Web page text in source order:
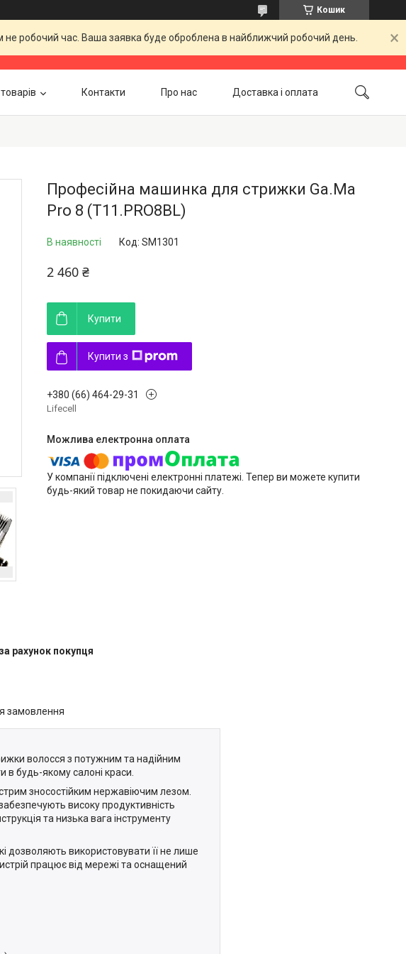
Кошик
не робочий час. Ваша заявка буде оброблена в найближчий робочий день.
Контакти Про нас Доставка і оплата
Професійна машинка для стрижки Ga.Ma
Pro 8 (T11.PRO8BL)
В наявності Код: SM1301
2 460 ₴
Купити
Купити з
+380 (66) 464-29-31
Lifecell
У компанії підключені електронні платежі. Тепер ви можете купити
будь-який товар не покидаючи сайту.
за рахунок покупця
замовлення
волосся з потужним та надійним
в будь-якому салоні краси.
зносостійким нержавіючим лезом.
високу продуктивність
та низька вага інструменту
дозволяють використовувати її не лише
працює від мережі та оснащений